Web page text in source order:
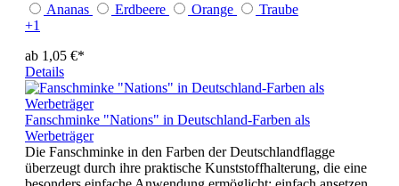
Ananas
Erdbeere Orange
Traube
+1
ab 1,05 €*
Details
Fanschminke "Nations" in Deutschland-Farben als
Werbeträger
Die Fanschminke in den Farben der Deutschlandflagge
überzeugt durch ihre praktische Kunststoffhalterung, die eine